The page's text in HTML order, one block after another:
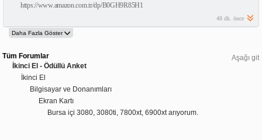
https://www.amazon.com.tr/dp/B0GH9R85H1
48 dk. önce
Aşağı git
Tüm Forumlar
İkinci El - Ödüllü Anket
İkinci El
Bilgisayar ve Donanımları
Ekran Kartı
Bursa içi 3080, 3080ti, 7800xt, 6900xt arıyorum.